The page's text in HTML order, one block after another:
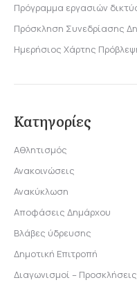
Πρόγραμμα εργασιών
Πρόσκληση Συνεδρίασης
Ημερήσιος Χάρτης
Κατηγορίες
Αθλητισμός
Ανακοινώσεις
Ανακύκλωση
Αποφάσεις Δημάρχου
Βλάβες ύδρευσης
Δημοτική Επιτροπή
Διαγωνισμοί – Προσκλήσεις